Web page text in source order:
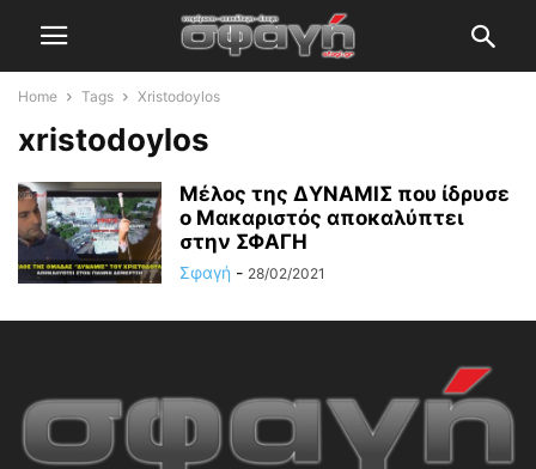
Home Tags Xristodoylos
xristodoylos
Μέλος της ΔΥΝΑΜΙΣ που ίδρυσε
ο Μακαριστός αποκαλύπτει
στην ΣΦΑΓΗ
Σφαγή - 28/02/2021